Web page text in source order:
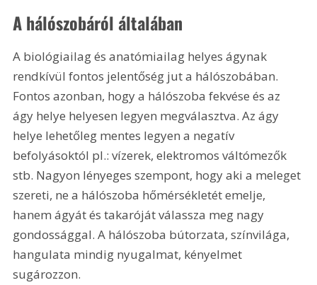
A hálószobáról általában
A biológiailag és anatómiailag helyes ágynak
rendkívül fontos jelentőség jut a hálószobában.
Fontos azonban, hogy a hálószoba fekvése és az
ágy helye helyesen legyen megválasztva. Az ágy
helye lehetőleg mentes legyen a negatív
befolyásoktól pl.: vízerek, elektromos váltómezők
stb. Nagyon lényeges szempont, hogy aki a meleget
szereti, ne a hálószoba hőmérsékletét emelje,
hanem ágyát és takaróját válassza meg nagy
gondossággal. A hálószoba bútorzata, színvilága,
hangulata mindig nyugalmat, kényelmet
sugározzon.